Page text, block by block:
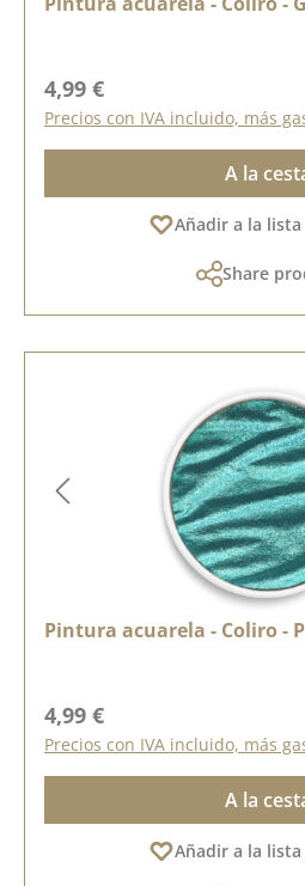
Precio normal:
4,99 €
Precios con IVA incluido, más
A la
Añadir a la lista
Share
Pintura acuarela - Coliro -
Precio normal:
4,99 €
Precios con IVA incluido, más
A la
Añadir a la lista